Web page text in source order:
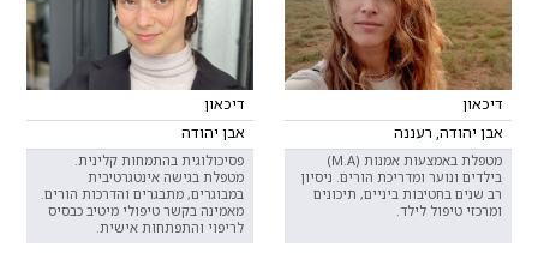
דיכאון
אבן יהודה, רעננה
מטפלת באמצעות אמנות (M.A)
בילדים ונוער ומדריכת הורים. ניסיון
רב שנים בחטיבות ביניים, תיכונים
ומרכזי טיפול לילד.
דיכאון
אבן יהודה
פסיכולוגית בהתמחות קלינית.
מטפלת בגישה אינטגרטיבית
במבוגרים, מתבגרים והדרכות הורים.
מאמינה בקשר טיפולי מיטיב כבסיס
לריפוי והתפתחות אישית.